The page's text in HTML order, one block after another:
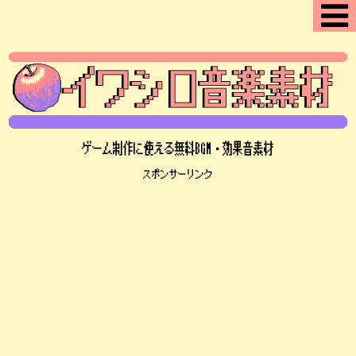
ゲーム制作に使える無料BGM・効果音素材
スポンサーリンク